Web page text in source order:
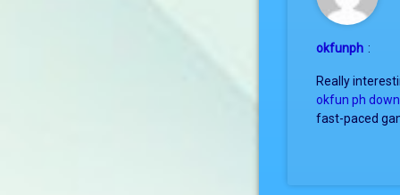
okfunph :
Really
okfun ph
fast-paced